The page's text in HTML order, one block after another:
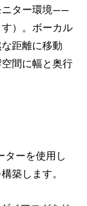
ニター環境——
）。ボーカル
距離に移動
間に幅と奥行
ターを使用し
築します。